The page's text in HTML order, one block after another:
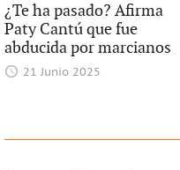
¿Te ha pasado? Afirma
Paty Cantú que fue
abducida por marcianos
21 Junio 2025